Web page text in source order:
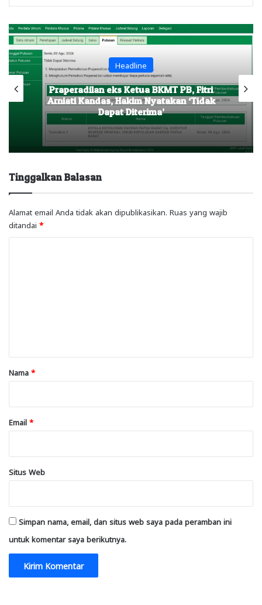
Headline
Praperadilan eks Ketua BKMT PB, Fitri
Arniati Kandas, Hakim Nyatakan ‘Tidak
Dapat Diterima’
Tinggalkan Balasan
Alamat email Anda tidak akan dipublikasikan. Ruas yang wajib
ditandai *
rNama *
Email *
Situs Web
Simpan nama, email, dan situs web saya pada peramban ini
untuk komentar saya berikutnya.